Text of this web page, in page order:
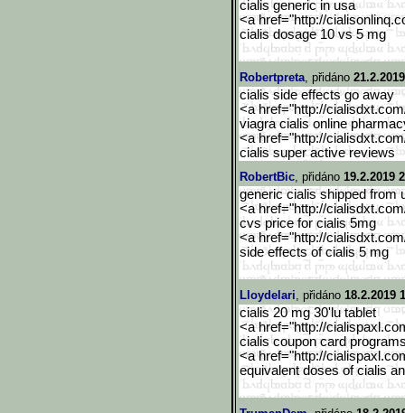
cialis generic in usa
<a href="http://
cialis dosage 10 vs 5 mg
Robertpreta, přidáno
cialis side effects go away
<a href="http://
viagra cialis online
<a href="http://
cialis super active reviews
RobertBic, přidáno 19.2.2019
generic cialis shipped from
<a href="http://
cvs price for cialis 5mg
<a href="http://
side effects of cialis 5 mg
Lloydelari, přidáno 18.2.2019
cialis 20 mg 30'lu tablet
<a href="http://
cialis coupon card
<a href="http://
equivalent doses of cialis